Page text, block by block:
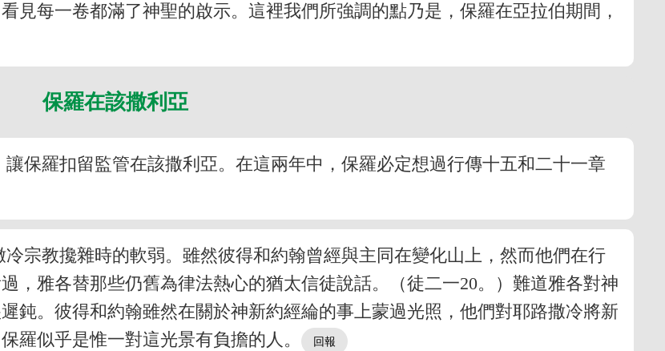
見每一卷都滿了神聖的啟示。這裡我們所強調的點乃是，保羅在亞拉伯期間，
保羅在該撒利亞
保羅扣留監管在該撒利亞。在這兩年中，保羅必定想過行傳十五和二十一章
宗教攙雜時的軟弱。雖然彼得和約翰曾經與主同在變化山上，然而他們在行
，雅各替那些仍舊為律法熱心的猶太信徒說話。（徒二一20。）難道雅各對神
鈍。彼得和約翰雖然在關於神新約經綸的事上蒙過光照，他們對耶路撒冷將新
羅似乎是惟一對這光景有負擔的人。